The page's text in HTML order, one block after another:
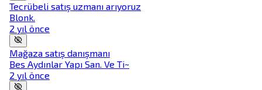
Tecrübeli satış uzmanı arıyoruz
Blonk.
2 yıl önce
Mağaza satış danışmanı
Bes Aydınlar Yapı San. Ve Ti~
2 yıl önce